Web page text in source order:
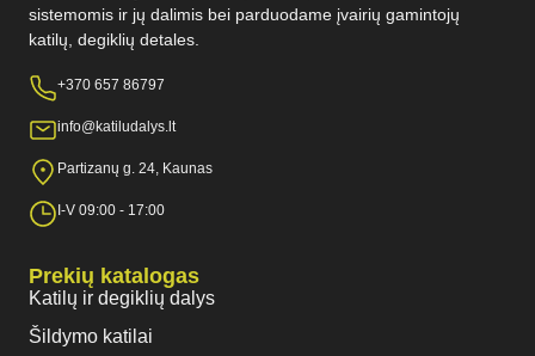
sistemomis ir jų dalimis bei parduodame įvairių gamintojų
katilų, degiklių detales.
+370 657 86797
info@katiludalys.lt
Partizanų g. 24, Kaunas
I-V 09:00 - 17:00
Prekių katalogas
Katilų ir degiklių dalys
Šildymo katilai